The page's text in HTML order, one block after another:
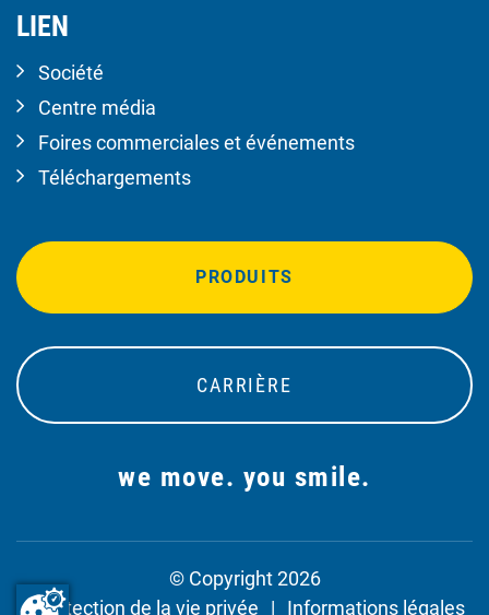
LIEN
Société
Centre média
Foires commerciales et événements
Téléchargements
PRODUITS
CARRIÈRE
we move. you smile.
© Copyright 2026
Protection de la vie privée
Informations légales